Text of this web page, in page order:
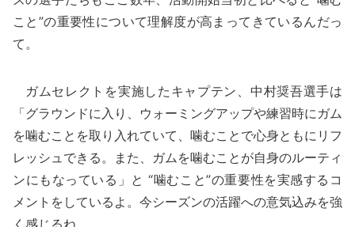
こと”の重要性について理解度が高まってきているんだっ
て。
ガムセレクトを実施したキャプテン、中村奨吾選手は
「グラウンドに入り、ウォーミングアップや練習時にガム
を噛むことを取り入れていて、噛むことで心身ともにリフ
レッシュできる。また、ガムを噛むことが自身のルーティ
ンにもなっている」と “噛むこと”の重要性を実感するコ
メントをしているよ。今シーズンの活躍への意気込みを強
く感じるね。